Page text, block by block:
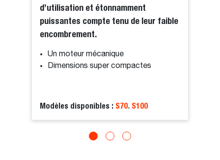
d’utilisation et étonnamment
puissantes compte tenu de leur faible
encombrement.
Un moteur mécanique
Dimensions super compactes
Modèles disponibles : S70, S100